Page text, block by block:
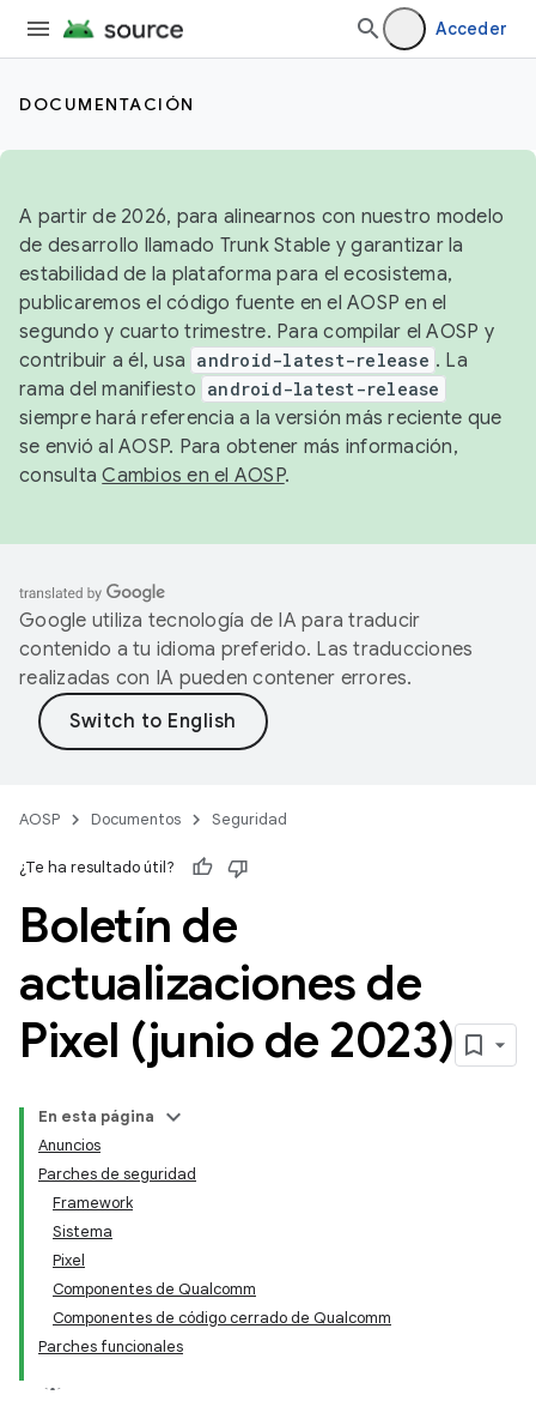
Acceder
DOCUMENTACIÓN
A partir de 2026, para alinearnos con nuestro modelo
de desarrollo llamado Trunk Stable y garantizar la
estabilidad de la plataforma para el ecosistema,
publicaremos el código fuente en el AOSP en el
segundo y cuarto trimestre. Para compilar el AOSP y
contribuir a él, usa android-latest-release . La
rama del manifiesto android-latest-release
siempre hará referencia a la versión más reciente que
se envió al AOSP. Para obtener más información,
consultaCambios en el AOSP.
Google utiliza tecnología de IA para traducir
contenido a tu idioma preferido. Las traducciones
realizadas con IA pueden contener errores.
AOSP Documentos Seguridad
¿Te ha resultado útil?
Boletín de
actualizaciones de
Pixel (junio de 2023)
En esta página
Anuncios
Parches de seguridad
Framework
Sistema
Pixel
Componentes de Qualcomm
Componentes de código cerrado de Qualcomm
Parches funcionales